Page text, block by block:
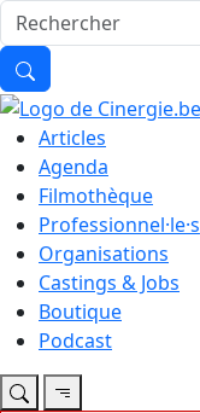
Articles
Agenda
Filmothèque
Professionnel·le·s
Organisations
Castings & Jobs
Boutique
Podcast